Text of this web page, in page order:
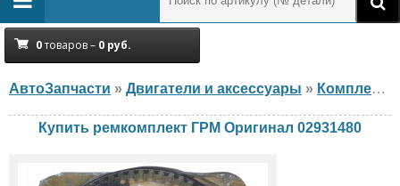
0товаров – 0 руб.
АвтоЗапчасти » Двигатели и аксессуары » Комплект ГРМ
Купить ремкомплект ГРМ Оригинал 02931480